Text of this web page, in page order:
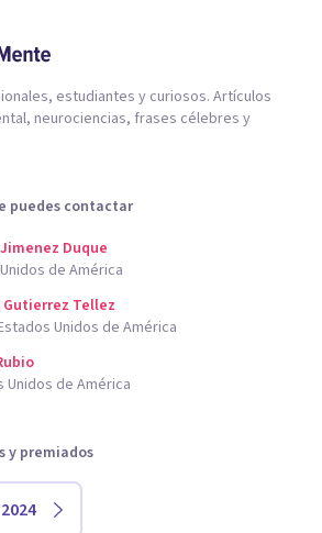
estudiantes y curiosos. Artículos
neurociencias, frases célebres y
puedes contactar
Duque
de América
Gutierrez Tellez
Unidos de América
Unidos de América
y premiados